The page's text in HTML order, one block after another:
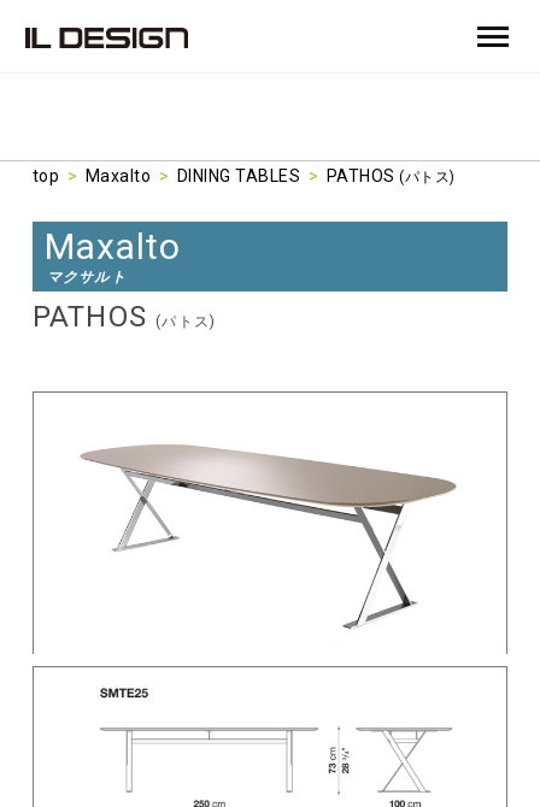
top > Maxalto > DINING TABLES > PATHOS(パトス)
Maxalto
マクサルト
PATHOS (パトス)